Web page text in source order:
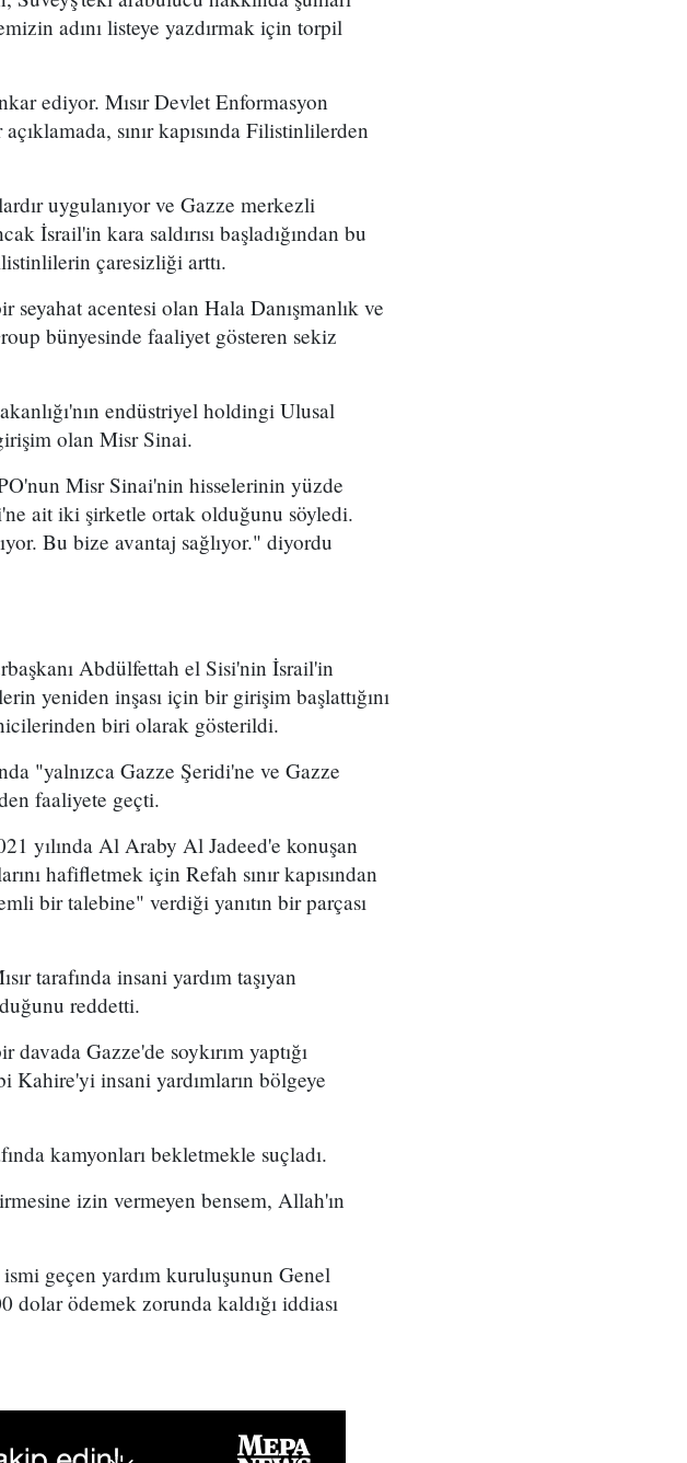
adını listeye yazdırmak için torpil
ediyor. Mısır Devlet Enformasyon
sınır kapısında Filistinlilerden
uygulanıyor ve Gazze merkezli
İsrail'in kara saldırısı başladığından bu
çaresizliği arttı.
seyahat acentesi olan Hala Danışmanlık ve
bünyesinde faaliyet gösteren sekiz
endüstriyel holdingi Ulusal
olan Misr Sinai.
Misr Sinai'nin hisselerinin yüzde
ait iki şirketle ortak olduğunu söyledi.
Bu bize avantaj sağlıyor." diyordu
Abdülfettah el Sisi'nin İsrail'in
yeniden inşası için bir girişim başlattığını
biri olarak gösterildi.
"yalnızca Gazze Şeridi'ne ve Gazze
faaliyete geçti.
yılında Al Araby Al Jadeed'e konuşan
hafifletmek için Refah sınır kapısından
bir talebine" verdiği yanıtın bir parçası
tarafında insani yardım taşıyan
reddetti.
davada Gazze'de soykırım yaptığı
Kahire'yi insani yardımların bölgeye
kamyonları bekletmekle suçladı.
izin vermeyen bensem, Allah'ın
geçen yardım kuruluşunun Genel
dolar ödemek zorunda kaldığı iddiası